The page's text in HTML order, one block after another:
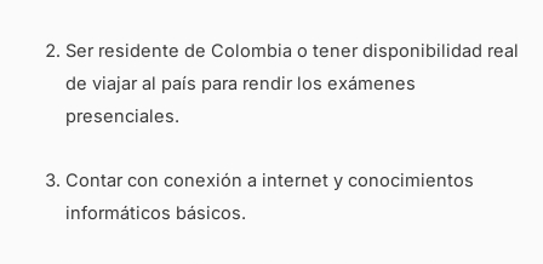
Ser residente de Colombia o tener disponibilidad real
de viajar al país para rendir los exámenes
presenciales.
Contar con conexión a internet y conocimientos
informáticos básicos.